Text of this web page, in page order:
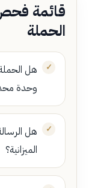
قائمة
الحملة
هل
وحدة
هل
الميزانية؟